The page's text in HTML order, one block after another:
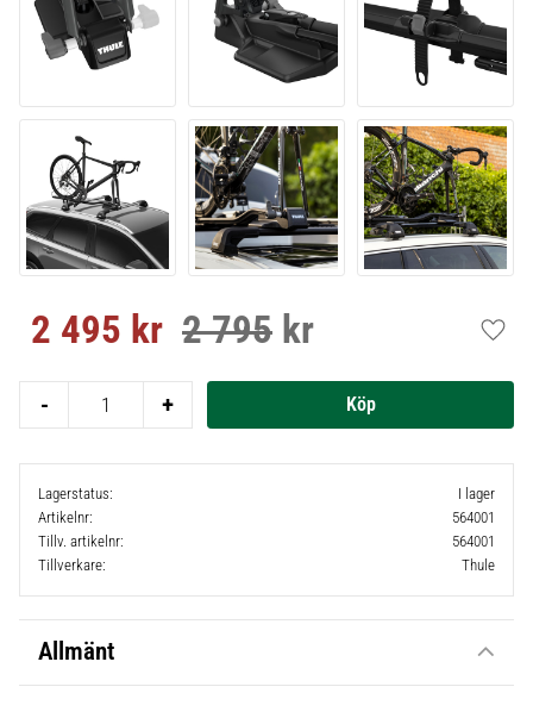
Nedsatt pris:
2 495 kr Ordinarie pris:
2 795 kr
+
-
Lagerstatus
I lager
Artikelnr
564001
Tillv. artikelnr
564001
Tillverkare
Thule
Allmänt